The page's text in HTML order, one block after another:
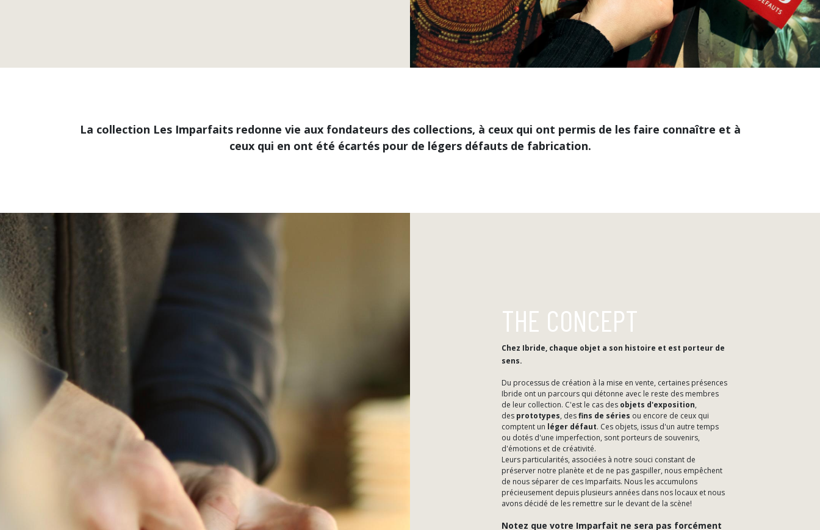
La collection Les Imparfaits redonne vie aux fondateurs des collections, à ceux qui ont permis de les faire connaître et à
ceux qui en ont été écartés pour de légers défauts de fabrication.
THE CONCEPT
Chez Ibride, chaque objet a son histoire et est porteur de
sens.
Du processus de création à la mise en vente, certaines présences
Ibride ont un parcours qui détonne avec le reste des membres
de leur collection. C'est le cas des objets d'exposition,
des prototypes, desfins de séries ou encore de ceux qui
comptent un léger défaut. Ces objets, issus d'un autre temps
ou dotés d'une imperfection, sont porteurs de souvenirs,
d'émotions et de créativité.
Leurs particularités, associées à notre souci constant de
préserver notre planète et de ne pas gaspiller, nous empêchent
de nous séparer de ces Imparfaits. Nous les accumulons
précieusement depuis plusieurs années dans nos locaux et nous
avons décidé de les remettre sur le devant de la scène!
Notez que votre Imparfait ne sera pas forcément